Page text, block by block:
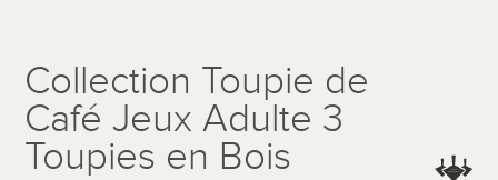
Collection Toupie de
Café Jeux Adulte 3
Toupies en Bois